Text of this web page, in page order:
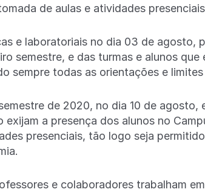
de aulas e atividades
e laboratoriais no dia 03 de agosto,
semestre, e das turmas e alunos
sempre todas as orientações e limites
de 2020, no dia 10 de
a presença dos alunos no
presenciais, tão logo seja
e colaboradores trabalham